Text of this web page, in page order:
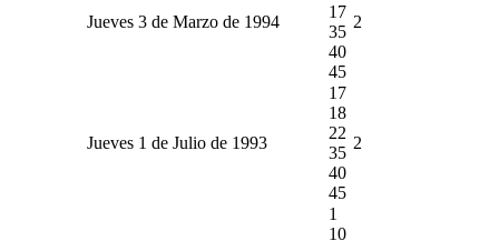
Jueves 3 de Marzo de 1994
17
35
40
45
2
Jueves 1 de Julio de 1993
17
18
22
35
40
45
2
1
10